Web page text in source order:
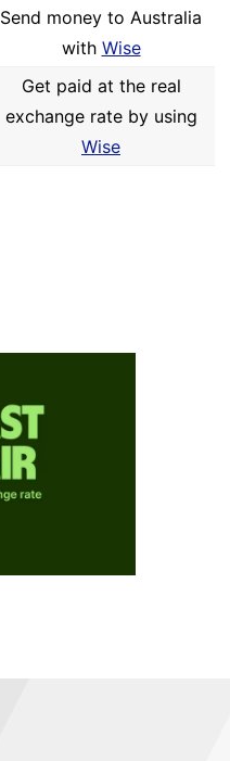
Send money to Australia
with Wise
Get paid at the real
exchange rate by using
Wise